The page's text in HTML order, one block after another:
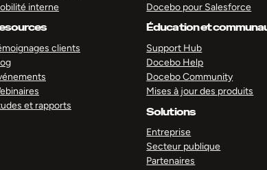
interne
clients
et rapports
Docebo pour Salesforce
Éducation et
Support Hub
Docebo Help
Docebo Community
Mises à jour des produits
Solutions
Entreprise
Secteur publique
Partenaires